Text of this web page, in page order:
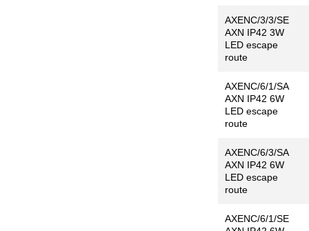
AXENC/3/3/SE
AXN IP42 3W
LED escape
route
AXENC/6/1/SA
AXN IP42 6W
LED escape
route
AXENC/6/3/SA
AXN IP42 6W
LED escape
route
AXENC/6/1/SE